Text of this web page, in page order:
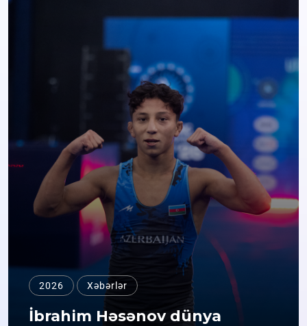
2026 Xəbərlər
İbrahim Həsənov dünya